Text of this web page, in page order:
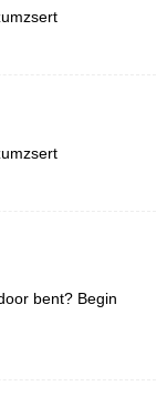
bent? Begin